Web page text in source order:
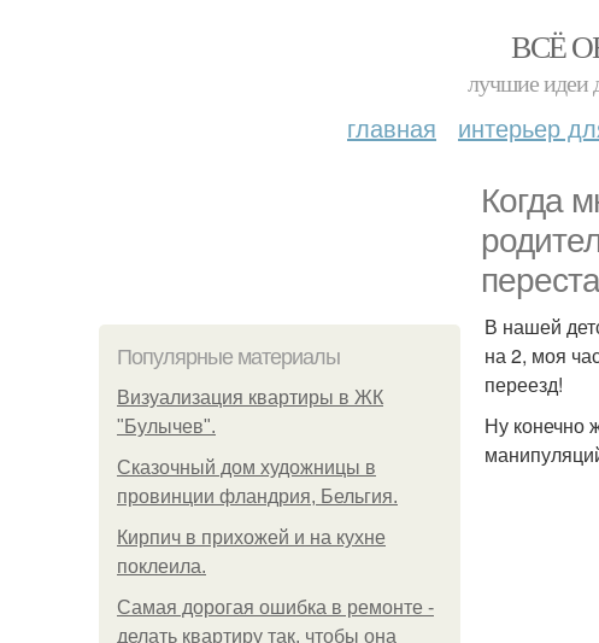
ВСЁ
лучшие идеи
главная интерьер
Когда
Популярные материалы
Визуализация квартиры в ЖК
"Булычев".
Сказочный дом художницы в
провинции фландрия, Бельгия.
Кирпич в прихожей и на кухне
поклеила.
Самая дорогая ошибка в ремонте -
делать квартиру так, чтобы она
В нашей
на 2, моя
переезд!
Ну конечно